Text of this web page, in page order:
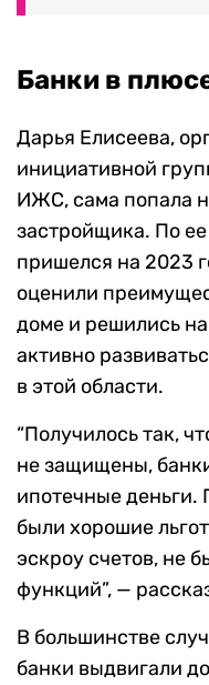
Банки в
Дарья Елисеева,
инициативной
ИЖС, сама попала
застройщика. По
пришелся на 2023
оценили
доме и решились
активно
в этой области.
“Получилось так,
не защищены,
ипотечные деньги.
были хорошие
эскроу счетов, не
функций”, —
В большинстве
банки выдвигали